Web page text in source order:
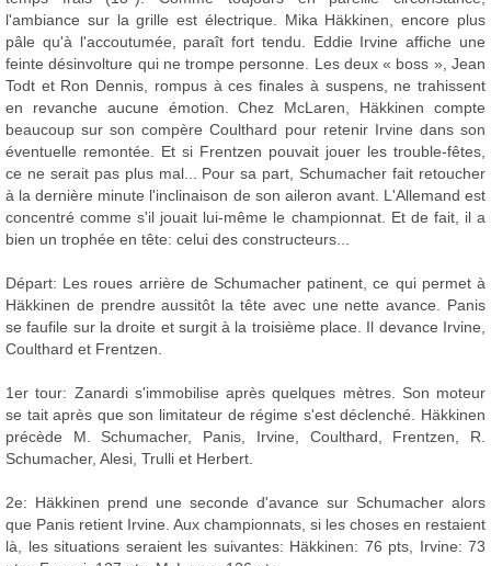
l'ambiance sur la grille est électrique. Mika Häkkinen, encore plus
pâle qu'à l'accoutumée, paraît fort tendu. Eddie Irvine affiche une
feinte désinvolture qui ne trompe personne. Les deux « boss », Jean
Todt et Ron Dennis, rompus à ces finales à suspens, ne trahissent
en revanche aucune émotion. Chez McLaren, Häkkinen compte
beaucoup sur son compère Coulthard pour retenir Irvine dans son
éventuelle remontée. Et si Frentzen pouvait jouer les trouble-fêtes,
ce ne serait pas plus mal... Pour sa part, Schumacher fait retoucher
à la dernière minute l'inclinaison de son aileron avant. L'Allemand est
concentré comme s'il jouait lui-même le championnat. Et de fait, il a
bien un trophée en tête: celui des constructeurs...
Départ: Les roues arrière de Schumacher patinent, ce qui permet à
Häkkinen de prendre aussitôt la tête avec une nette avance. Panis
se faufile sur la droite et surgit à la troisième place. Il devance Irvine,
Coulthard et Frentzen.
1er tour: Zanardi s'immobilise après quelques mètres. Son moteur
se tait après que son limitateur de régime s'est déclenché. Häkkinen
précède M. Schumacher, Panis, Irvine, Coulthard, Frentzen, R.
Schumacher, Alesi, Trulli et Herbert.
2e: Häkkinen prend une seconde d'avance sur Schumacher alors
que Panis retient Irvine. Aux championnats, si les choses en restaient
là, les situations seraient les suivantes: Häkkinen: 76 pts, Irvine: 73